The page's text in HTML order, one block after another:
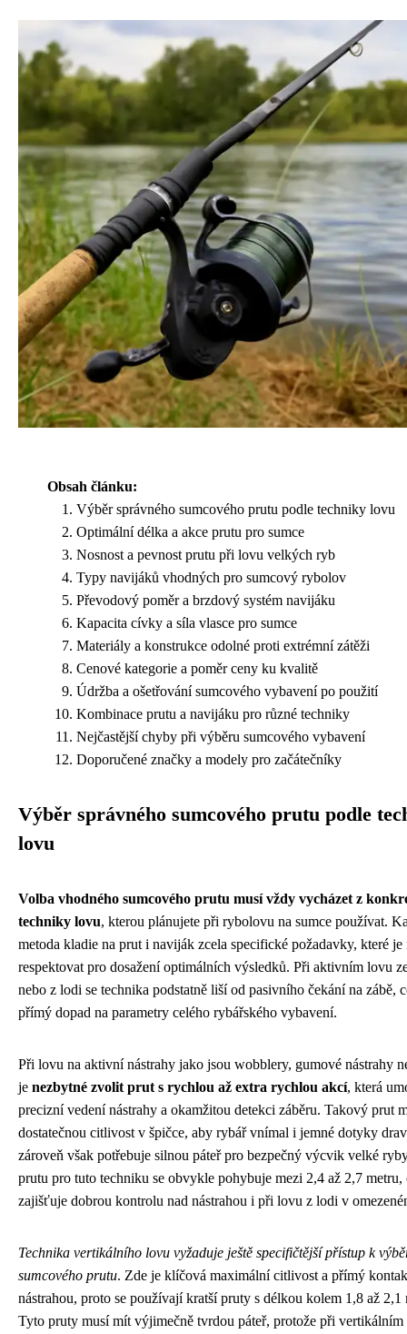
Obsah článku:
Výběr správného sumcového prutu podle techniky lovu
Optimální délka a akce prutu pro sumce
Nosnost a pevnost prutu při lovu velkých ryb
Typy navijáků vhodných pro sumcový rybolov
Převodový poměr a brzdový systém navijáku
Kapacita cívky a síla vlasce pro sumce
Materiály a konstrukce odolné proti extrémní zátěži
Cenové kategorie a poměr ceny ku kvalitě
Údržba a ošetřování sumcového vybavení po použití
Kombinace prutu a navijáku pro různé techniky
Nejčastější chyby při výběru sumcového vybavení
Doporučené značky a modely pro začátečníky
Výběr správného sumcového prutu podle
lovu
Volba vhodného sumcového prutu musí vždy vycházet z
techniky lovu, kterou plánujete při rybolovu na sumce používat.
metoda kladie na prut i naviják zcela specifické požadavky, které je
respektovat pro dosažení optimálních výsledků. Při aktivním lovu
nebo z lodi se technika podstatně liší od pasivního čekání na zábě,
přímý dopad na parametry celého rybářského vybavení.
Při lovu na aktivní nástrahy jako jsou wobblery, gumové nástrahy
je nezbytné zvolit prut s rychlou až extra rychlou akcí, která
precizní vedení nástrahy a okamžitou detekci záběru. Takový prut
dostatečnou citlivost v špičce, aby rybář vnímal i jemné dotyky
zároveň však potřebuje silnou páteř pro bezpečný výcvik velké
prutu pro tuto techniku se obvykle pohybuje mezi 2,4 až 2,7 metru,
zajišťuje dobrou kontrolu nad nástrahou i při lovu z lodi v
Technika vertikálního lovu vyžaduje ještě specifičtější přístup k
sumcového prutu. Zde je klíčová maximální citlivost a přímý
nástrahou, proto se používají kratší pruty s délkou kolem 1,8 až 2,1
Tyto pruty musí mít výjimečně tvrdou páteř, protože při